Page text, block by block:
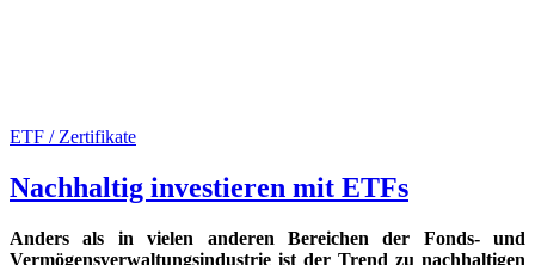
ETF / Zertifikate
Nachhaltig investieren mit ETFs
Anders als in vielen anderen Bereichen der Fonds- und
Vermögensverwaltungsindustrie ist der Trend zu nachhaltigen